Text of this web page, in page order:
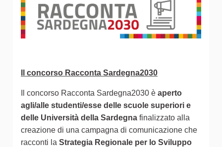
Il concorso Racconta Sardegna2030
Il concorso Racconta Sardegna2030 è aperto
agli/alle studenti/esse delle scuole superiori e
delle Università della Sardegna finalizzato alla
creazione di una campagna di comunicazione che
racconti la Strategia Regionale per lo Sviluppo